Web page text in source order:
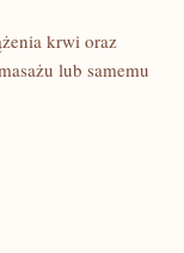
krwi oraz
lub samemu